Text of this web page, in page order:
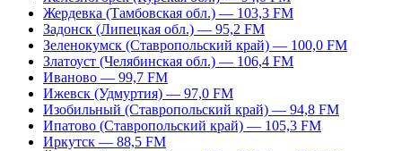
Жердевка (Тамбовская обл.) — 103,3 FM
Задонск (Липецкая обл.) — 95,2 FM
Зеленокумск (Ставропольский край) — 100,0 FM
Златоуст (Челябинская обл.) — 106,4 FM
Иваново — 99,7 FM
Ижевск (Удмуртия) — 97,0 FM
Изобильный (Ставропольский край) — 94,8 FM
Ипатово (Ставропольский край) — 105,3 FM
Иркутск — 88,5 FM